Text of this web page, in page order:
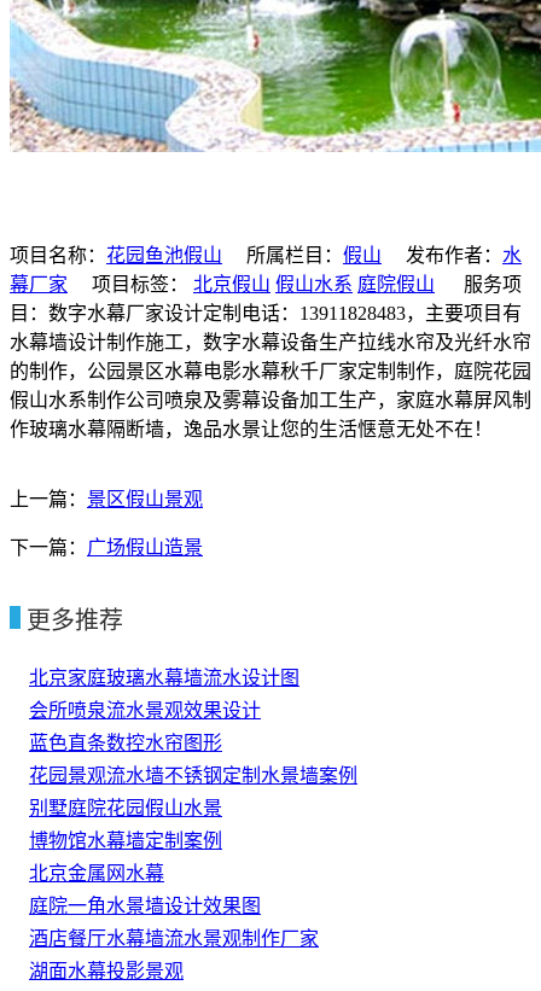
项目名称： 花园鱼池假山 所属栏目： 假山 发布作者： 水
幕厂家 项目标签： 北京假山 假山水系 庭院假山 服务项
目：数字水幕厂家设计定制电话：13911828483，主要项目有
水幕墙设计制作施工，数字水幕设备生产拉线水帘及光纤水帘
的制作，公园景区水幕电影水幕秋千厂家定制制作，庭院花园
假山水系制作公司喷泉及雾幕设备加工生产，家庭水幕屏风制
作玻璃水幕隔断墙，逸品水景让您的生活惬意无处不在！
上一篇： 景区假山景观
下一篇： 广场假山造景
更多推荐
北京家庭玻璃水幕墙流水设计图
会所喷泉流水景观效果设计
蓝色直条数控水帘图形
花园景观流水墙不锈钢定制水景墙案例
别墅庭院花园假山水景
博物馆水幕墙定制案例
北京金属网水幕
庭院一角水景墙设计效果图
酒店餐厅水幕墙流水景观制作厂家
湖面水幕投影景观